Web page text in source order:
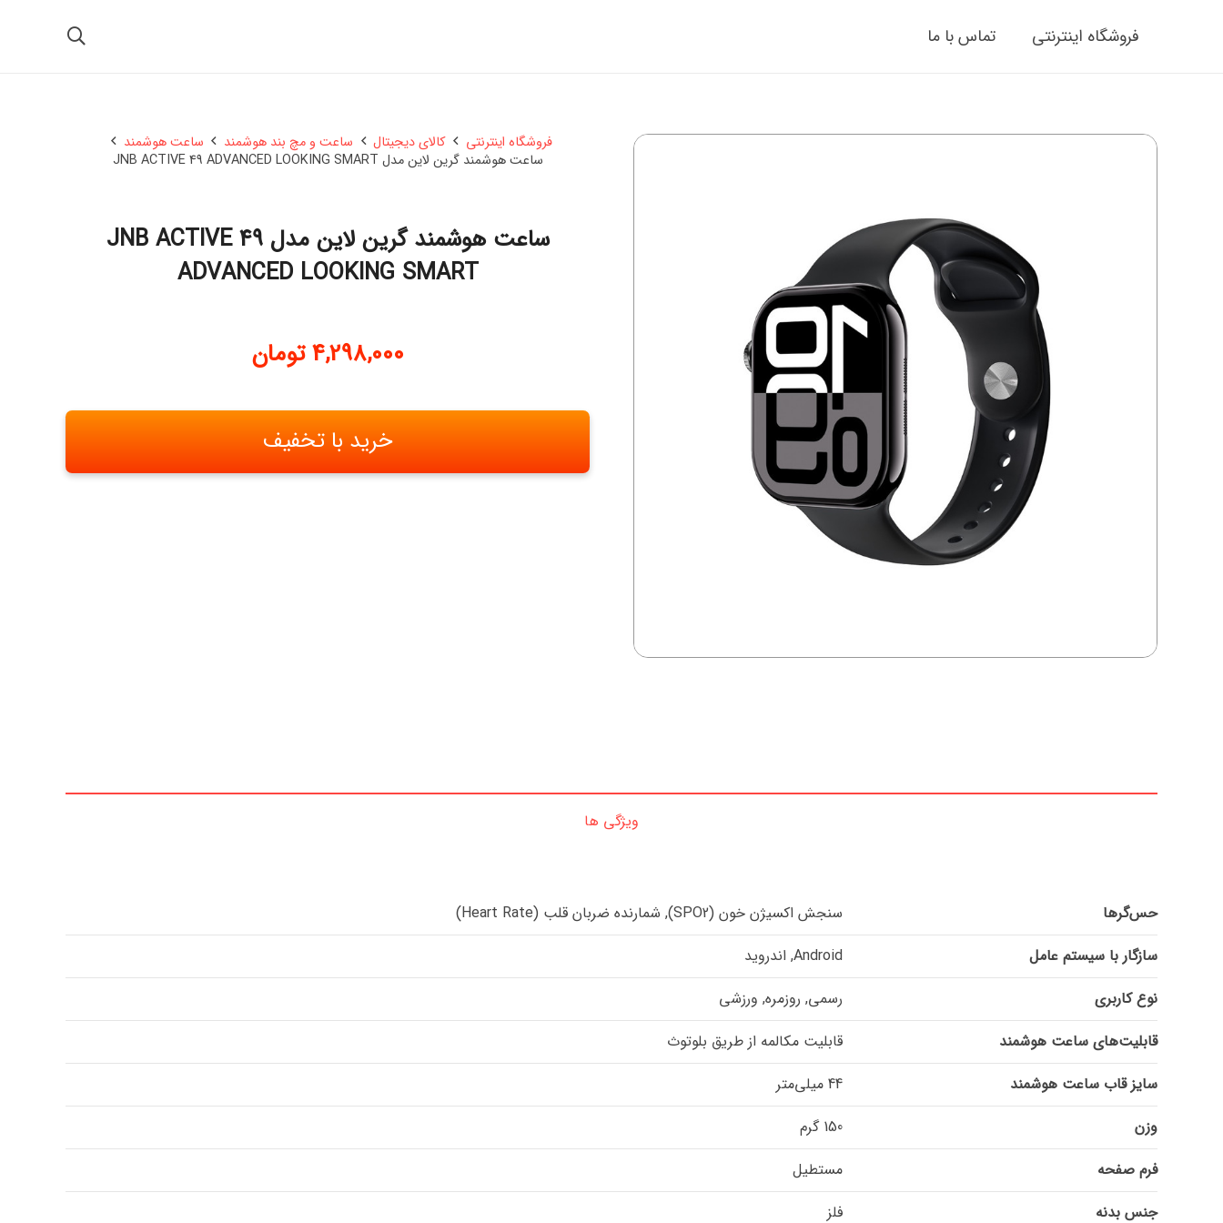
فروشگاه اینترنتی تماس با ما
فروشگاه اینترنتی کالای دیجیتال ساعت و مچ بند هوشمند
ساعت هوشمند
ساعت هوشمند گرین لاین مدل JNB ACTIVE 49 ADVANCED LOOKING SMART
ساعت هوشمند گرین لاین مدل JNB ACTIVE 49
ADVANCED LOOKING SMART
4,298,000 تومان
خرید با تخفیف
ویژگی ها
حس‌گرها
سنجش اکسیژن خون (SPO2), شمارنده ضربان قلب (Heart Rate)
سازگار با سیستم عامل
Android, اندروید
نوع کاربری
رسمی, روزمره, ورزشی
قابلیت‌های ساعت هوشمند
قابلیت مکالمه از طریق بلوتوث
سایز قاب ساعت هوشمند
44 میلی‌متر
وزن
150 گرم
فرم صفحه
مستطیل
جنس بدنه
فلز